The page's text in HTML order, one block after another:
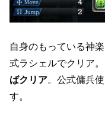
自身のもっている神
式ラシェルでクリア。
ばクリア。公式傭兵
す。